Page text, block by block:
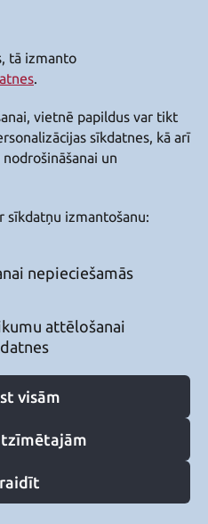
tā izmanto
.
vietnē papildus var tikt
sīkdatnes, kā arī
un
sīkdatņu izmantošanu:
nepieciešamās
attēlošanai
visām